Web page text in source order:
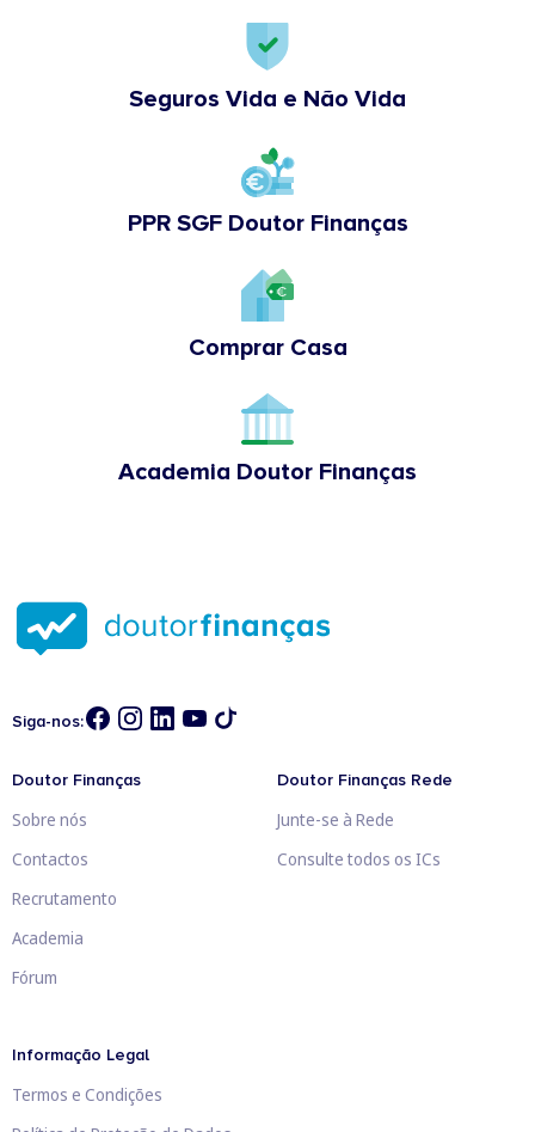
Seguros Vida e Não Vida
PPR SGF Doutor Finanças
Comprar Casa
Academia Doutor Finanças
Siga-nos:
Doutor Finanças
Sobre nós
Contactos
Recrutamento
Academia
Fórum
Doutor Finanças Rede
Junte-se à Rede
Consulte todos os ICs
Informação Legal
Termos e Condições